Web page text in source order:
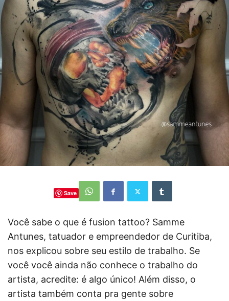
Save
Você sabe o que é fusion tattoo? Samme
Antunes, tatuador e empreendedor de Curitiba,
nos explicou sobre seu estilo de trabalho. Se
você você ainda não conhece o trabalho do
artista, acredite: é algo único! Além disso, o
artista também conta pra gente sobre